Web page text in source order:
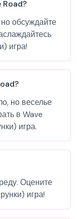
Road?
обсуждайте
игра!
но веселье
в Wave
игра.
Оцените
игра!